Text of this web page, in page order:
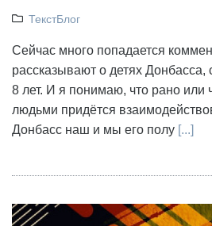
ТекстБлог
Сейчас много попадается
рассказывают о детях
8 лет. И я понимаю, что рано или
людьми придётся
Донбасс наш и мы его полу [...]